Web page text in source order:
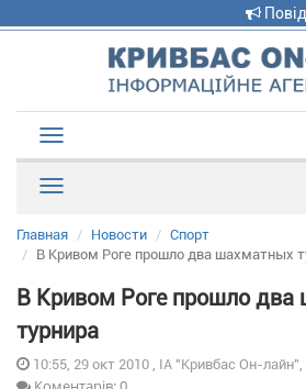
Главная Новости
Спорт
В Кривом Роге прошло два шахматных
В Кривом Роге прошло
турнира
10:55, 29 окт 2010 , ІА "Кривбас Он-лайн",